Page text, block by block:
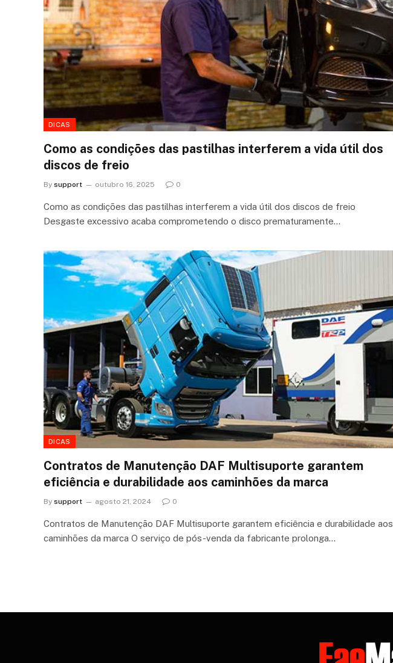
DICAS
Como as condições das pastilhas interferem a vida útil dos
discos de freio
By support outubro 16, 2025 0
Como as condições das pastilhas interferem a vida útil dos discos de freio
Desgaste excessivo acaba comprometendo o disco prematuramente…
DICAS
Contratos de Manutenção DAF Multisuporte garantem
eficiência e durabilidade aos caminhões da marca
By support agosto 21, 2024 0
Contratos de Manutenção DAF Multisuporte garantem eficiência e durabilidade aos
caminhões da marca O serviço de pós-venda da fabricante prolonga…